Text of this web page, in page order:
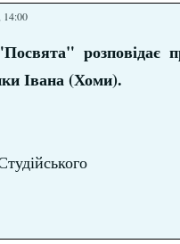
14:00
розповідає
Івана (Хоми).